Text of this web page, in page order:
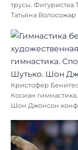
трусы. Фигуристка
Татьяна Волосожар
Кристофер
Косиан
Шон Джонсон